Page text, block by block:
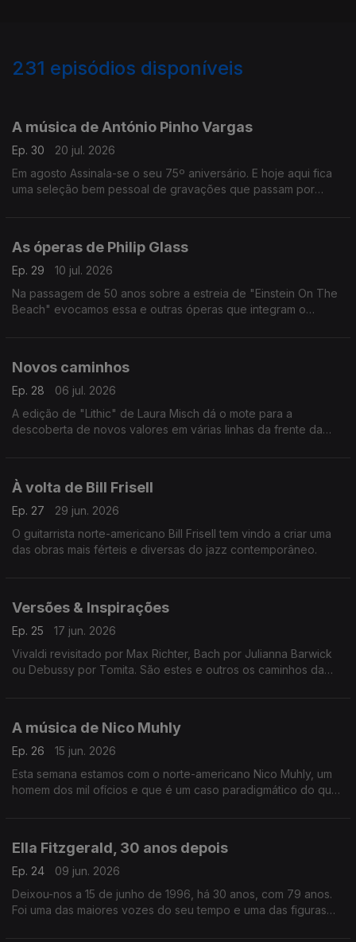
231 episódios disponíveis
A música de António Pinho Vargas
Ep. 30
20 jul. 2026
Em agosto Assinala-se o seu 75º aniversário. E hoje aqui fica
uma seleção bem pessoal de gravações que passam por
As óperas de Philip Glass
Ep. 29
10 jul. 2026
Na passagem de 50 anos sobre a estreia de "Einstein On The
Beach" evocamos essa e outras óperas que integram o
Novos caminhos
Ep. 28
06 jul. 2026
A edição de "Lithic" de Laura Misch dá o mote para a
descoberta de novos valores em várias linhas da frente da
À volta de Bill Frisell
Ep. 27
29 jun. 2026
O guitarrista norte-americano Bill Frisell tem vindo a criar uma
das obras mais férteis e diversas do jazz contemporâneo.
Versões & Inspirações
Ep. 25
17 jun. 2026
Vivaldi revisitado por Max Richter, Bach por Julianna Barwick
ou Debussy por Tomita. São estes e outros os caminhos da
A música de Nico Muhly
Ep. 26
15 jun. 2026
Esta semana estamos com o norte-americano Nico Muhly, um
homem dos mil ofícios e que é um caso paradigmático do que
Ella Fitzgerald, 30 anos depois
Ep. 24
09 jun. 2026
Deixou-nos a 15 de junho de 1996, há 30 anos, com 79 anos.
Foi uma das maiores vozes do seu tempo e uma das figuras